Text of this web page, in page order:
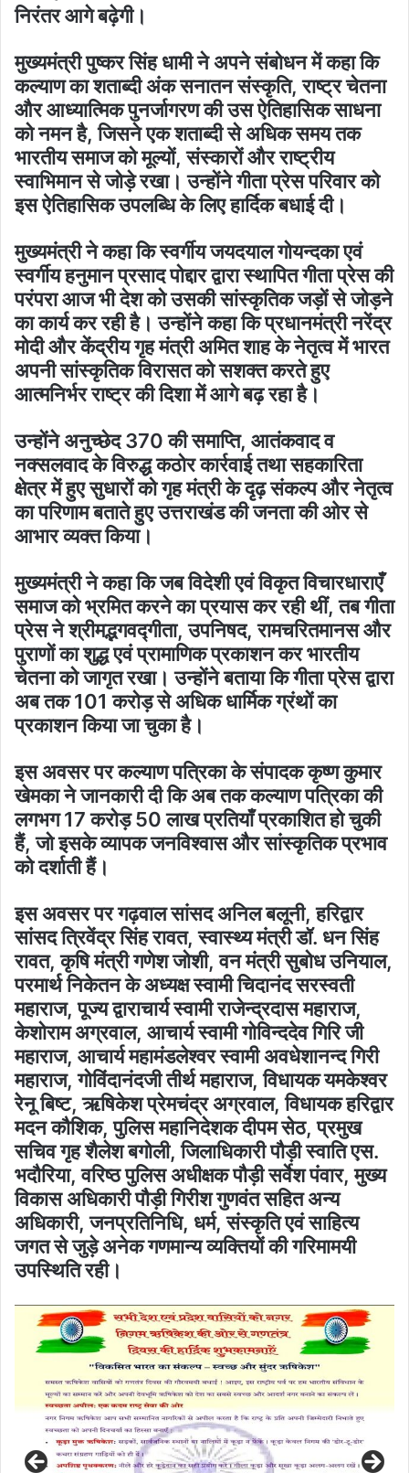
निरंतर आगे बढ़ेगी।
मुख्यमंत्री पुष्कर सिंह धामी ने अपने संबोधन में कहा कि
कल्याण का शताब्दी अंक सनातन संस्कृति, राष्ट्र चेतना
और आध्यात्मिक पुनर्जागरण की उस ऐतिहासिक साधना
को नमन है, जिसने एक शताब्दी से अधिक समय तक
भारतीय समाज को मूल्यों, संस्कारों और राष्ट्रीय
स्वाभिमान से जोड़े रखा। उन्होंने गीता प्रेस परिवार को
इस ऐतिहासिक उपलब्धि के लिए हार्दिक बधाई दी।
मुख्यमंत्री ने कहा कि स्वर्गीय जयदयाल गोयन्दका एवं
स्वर्गीय हनुमान प्रसाद पोद्दार द्वारा स्थापित गीता प्रेस की
परंपरा आज भी देश को उसकी सांस्कृतिक जड़ों से जोड़ने
का कार्य कर रही है। उन्होंने कहा कि प्रधानमंत्री नरेंद्र
मोदी और केंद्रीय गृह मंत्री अमित शाह के नेतृत्व में भारत
अपनी सांस्कृतिक विरासत को सशक्त करते हुए
आत्मनिर्भर राष्ट्र की दिशा में आगे बढ़ रहा है।
उन्होंने अनुच्छेद 370 की समाप्ति, आतंकवाद व
नक्सलवाद के विरुद्ध कठोर कार्रवाई तथा सहकारिता
क्षेत्र में हुए सुधारों को गृह मंत्री के दृढ़ संकल्प और नेतृत्व
का परिणाम बताते हुए उत्तराखंड की जनता की ओर से
आभार व्यक्त किया।
मुख्यमंत्री ने कहा कि जब विदेशी एवं विकृत विचारधाराएँ
समाज को भ्रमित करने का प्रयास कर रही थीं, तब गीता
प्रेस ने श्रीमद्भगवद्गीता, उपनिषद, रामचरितमानस और
पुराणों का शुद्ध एवं प्रामाणिक प्रकाशन कर भारतीय
चेतना को जागृत रखा। उन्होंने बताया कि गीता प्रेस द्वारा
अब तक 101 करोड़ से अधिक धार्मिक ग्रंथों का
प्रकाशन किया जा चुका है।
इस अवसर पर कल्याण पत्रिका के संपादक कृष्ण कुमार
खेमका ने जानकारी दी कि अब तक कल्याण पत्रिका की
लगभग 17 करोड़ 50 लाख प्रतियाँ प्रकाशित हो चुकी
हैं, जो इसके व्यापक जनविश्वास और सांस्कृतिक प्रभाव
को दर्शाती हैं।
इस अवसर पर गढ़वाल सांसद अनिल बलूनी, हरिद्वार
सांसद त्रिवेंद्र सिंह रावत, स्वास्थ्य मंत्री डॉ. धन सिंह
रावत, कृषि मंत्री गणेश जोशी, वन मंत्री सुबोध उनियाल,
परमार्थ निकेतन के अध्यक्ष स्वामी चिदानंद सरस्वती
महाराज, पूज्य द्वाराचार्य स्वामी राजेन्द्रदास महाराज,
केशोराम अग्रवाल, आचार्य स्वामी गोविन्ददेव गिरि जी
महाराज, आचार्य महामंडलेश्वर स्वामी अवधेशानन्द गिरी
महाराज, गोविंदानंदजी तीर्थ महाराज, विधायक यमकेश्वर
रेनू बिष्ट, ऋषिकेश प्रेमचंद्र अग्रवाल, विधायक हरिद्वार
मदन कौशिक, पुलिस महानिदेशक दीपम सेठ, प्रमुख
सचिव गृह शैलेश बगोली, जिलाधिकारी पौड़ी स्वाति एस.
भदौरिया, वरिष्ठ पुलिस अधीक्षक पौड़ी सर्वेश पंवार, मुख्य
विकास अधिकारी पौड़ी गिरीश गुणवंत सहित अन्य
अधिकारी, जनप्रतिनिधि, धर्म, संस्कृति एवं साहित्य
जगत से जुड़े अनेक गणमान्य व्यक्तियों की गरिमामयी
उपस्थिति रही।